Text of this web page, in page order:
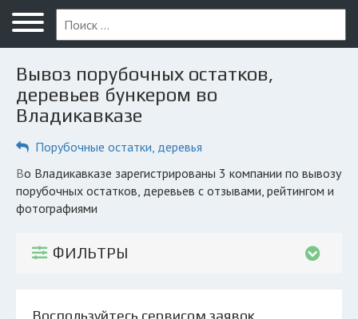
Меню
Главная
Вопрос юристу
Владикавказ
ПОЛЬЗОВАТЕЛЯМ
Компании
Экоблог
Личный кабинет
Вывоз порубочных остатков,
деревьев бункером во
Владикавказе
Порубочные остатки, деревья
во Владикавказе зарегистрированы 3 компании по вывозу
порубочных остатков, деревьев с отзывами, рейтингом и
фотографиями
ФИЛЬТРЫ
Воспользуйтесь сервисом заявок